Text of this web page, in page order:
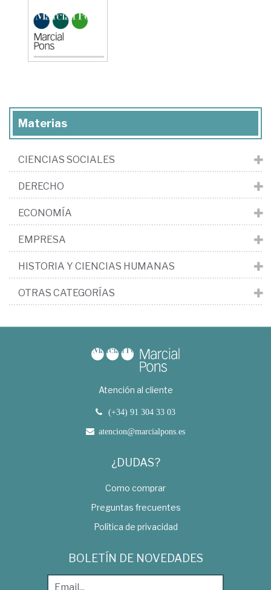
Materias
CIENCIAS SOCIALES
DERECHO
ECONOMÍA
EMPRESA
HISTORIA Y CIENCIAS HUMANAS
OTRAS CATEGORÍAS
Atención al cliente
(+34) 91 304 33 03
atencion@marcialpons.es
¿DUDAS?
Como comprar
Preguntas frecuentes
Política de privacidad
BOLETÍN DE NOVEDADES